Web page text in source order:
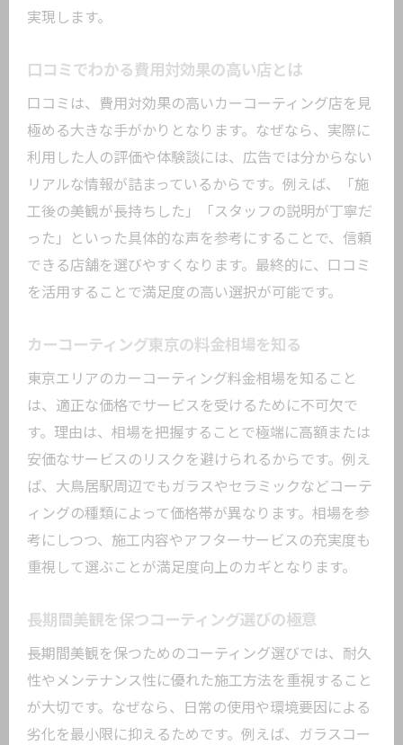
実現します。
口コミでわかる費用対効果の高い店とは
口コミは、費用対効果の高いカーコーティング店を見
極める大きな手がかりとなります。なぜなら、実際に
利用した人の評価や体験談には、広告では分からない
リアルな情報が詰まっているからです。例えば、「施
工後の美観が長持ちした」「スタッフの説明が丁寧だ
った」といった具体的な声を参考にすることで、信頼
できる店舗を選びやすくなります。最終的に、口コミ
を活用することで満足度の高い選択が可能です。
カーコーティング東京の料金相場を知る
東京エリアのカーコーティング料金相場を知ること
は、適正な価格でサービスを受けるために不可欠で
す。理由は、相場を把握することで極端に高額または
安価なサービスのリスクを避けられるからです。例え
ば、大鳥居駅周辺でもガラスやセラミックなどコーテ
ィングの種類によって価格帯が異なります。相場を参
考にしつつ、施工内容やアフターサービスの充実度も
重視して選ぶことが満足度向上のカギとなります。
長期間美観を保つコーティング選びの極意
長期間美観を保つためのコーティング選びでは、耐久
性やメンテナンス性に優れた施工方法を重視すること
が大切です。なぜなら、日常の使用や環境要因による
劣化を最小限に抑えるためです。例えば、ガラスコー